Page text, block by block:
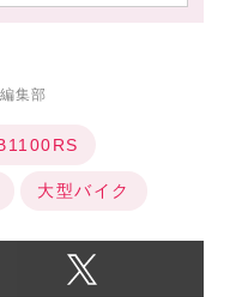
集部
大型バイク